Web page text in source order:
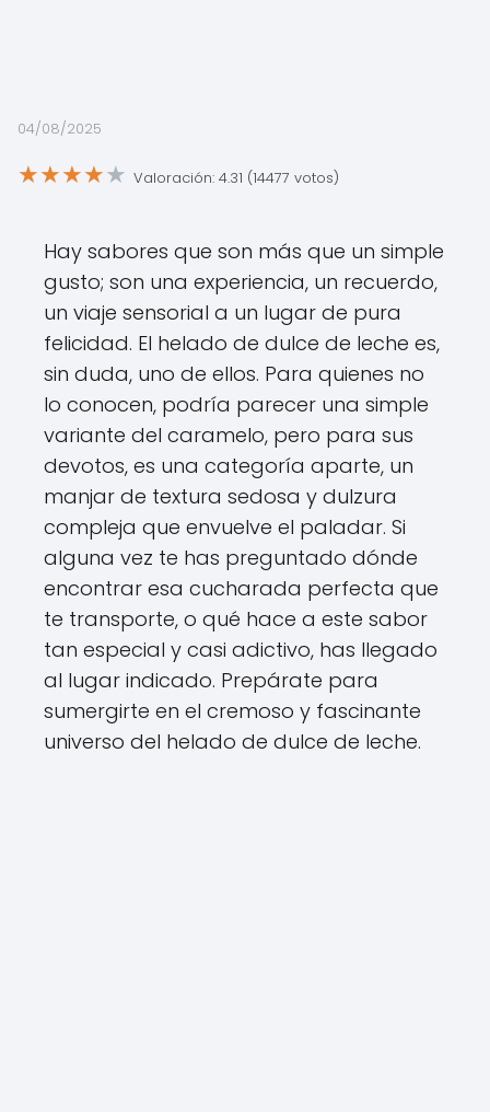
04/08/2025
★★★★★ Valoración: 4.31 (14477 votos)
Hay sabores que son más que un simple
gusto; son una experiencia, un recuerdo,
un viaje sensorial a un lugar de pura
felicidad. El helado de dulce de leche es,
sin duda, uno de ellos. Para quienes no
lo conocen, podría parecer una simple
variante del caramelo, pero para sus
devotos, es una categoría aparte, un
manjar de textura sedosa y dulzura
compleja que envuelve el paladar. Si
alguna vez te has preguntado dónde
encontrar esa cucharada perfecta que
te transporte, o qué hace a este sabor
tan especial y casi adictivo, has llegado
al lugar indicado. Prepárate para
sumergirte en el cremoso y fascinante
universo del helado de dulce de leche.